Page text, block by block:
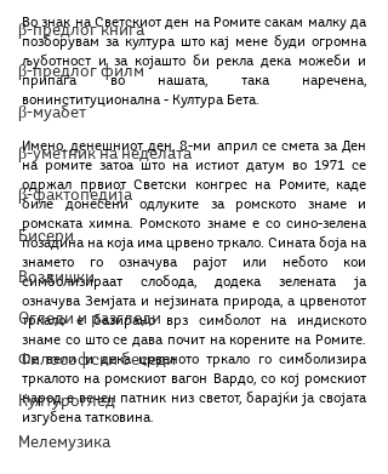
β-предлог книга
β-предлог филм
β-муабет
β-уметник на неделата
β-фактопедија
Бисери
Воздишки
Огледи и разгледи
Философски беседи
Културоглед
Мелемузика
Во знак на Светскиот ден на Ромите сакам малку да
позборувам за култура што кај мене буди огромна
љуботност и за којашто би рекла дека можеби и
припаѓа во нашата, така наречена,
вонинституционална - Култура Бета.
Имено, денешниот ден, 8-ми април се смета за Ден
на ромите затоа што на истиот датум во 1971 се
одржал првиот Светски конгрес на Ромите, каде
биле донесени одлуките за ромското знаме и
ромската химна. Ромското знаме е со сино-зелена
позадина на која има црвено тркало. Сината боја на
знамето го означува рајот или небото кои
симболизираат слобода, додека зелената ја
означува Земјата и нејзината природа, а црвенотот
тркало е базирано врз симболот на индиското
знаме со што се дава почит на корените на Ромите.
Се вели и дека црвеното тркало го симболизира
тркалото на ромскиот вагон Вардо, со кој ромскиот
народ е вечен патник низ светот, барајќи ја својата
изгубена татковина.